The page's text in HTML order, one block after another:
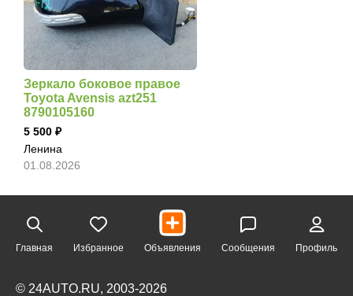
Зеркало боковое правое
Toyota Avensis azt251
8790105160
5 500
Ленина
01.08.2026
Главная Избранное Объявления Сообщения Профиль
© 24AUTO.RU, 2003-2026